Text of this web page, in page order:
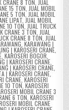
CRANE 8 TON ,JUAL
15 TON JUAL MOBIL
5 TON, JUAL MOBIL
LIPAT JUAL MOBIL
10 TON JUAL TRUCK
CRANE 3 TON JUAL
CRANE 8 TON JUAL
KARAWANG |
| KAROSERI CRANE
, KAROSERI BOGOR
| KAROSERI CRANE
| KAROSERI CRANE
| KAROSERI CRANE
CRANE KAROSERI
10 TON KAROSERI
MOBIL CRANE 3
6 TON KAROSERI
MOBIL CRANE